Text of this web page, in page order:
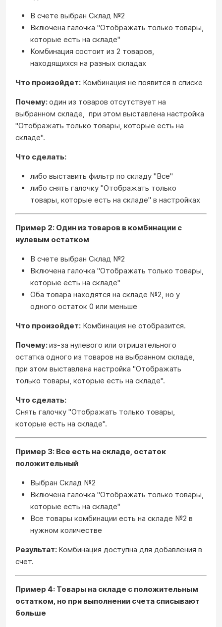
В счете выбран Склад №2
Включена галочка "Отображать только товары,
которые есть на складе"
Комбинация состоит из 2 товаров,
находящихся на разных складах
Что произойдет: Комбинация не появится в списке
Почему:один из товаров отсутствует на
выбранном складе, при этом выставлена настройка
"Отображать только товары, которые есть на
складе".
Что сделать:
либо выставить фильтр по складу "Все"
либо снять галочку "Отображать только
товары, которые есть на складе" в настройках
Пример 2: Один из товаров в комбинации с
нулевым остатком
В счете выбран Склад №2
Включена галочка "Отображать только товары,
которые есть на складе"
Оба товара находятся на складе №2, но у
одного остаток 0 или меньше
Что произойдет: Комбинация не отобразится.
Почему:из-за нулевого или отрицательного
остатка одного из товаров на выбранном складе,
при этом выставлена настройка "Отображать
только товары, которые есть на складе".
Что сделать:
Снять галочку "Отображать только товары,
которые есть на складе".
Пример 3: Все есть на складе, остаток
положительный
Выбран Склад №2
Включена галочка "Отображать только товары,
которые есть на складе"
Все товары комбинации есть на складе №2 в
нужном количестве
Результат: Комбинация доступна для добавления в
счет.
Пример 4: Товары на складе с положительным
остатком, но при выполнении счета списывают
больше